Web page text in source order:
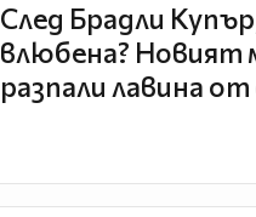
След Брадли
влюбена? Новият
разпали лавина от